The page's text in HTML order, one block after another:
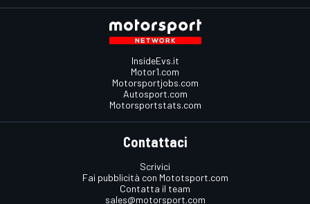
InsideEvs.it
Motor1.com
Motorsportjobs.com
Autosport.com
Motorsportstats.com
Contattaci
Scrivici
Fai pubblicità con Mototsport.com
Contatta il team
sales@motorsport.com